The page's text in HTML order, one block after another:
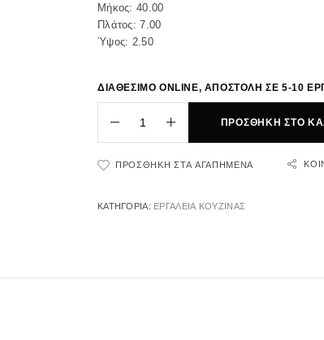
Μήκος: 40.00
Πλάτος: 7.00
Ύψος: 2.50
ΔΙΑΘΕΣΙΜΟ ONLINE, ΑΠΟΣΤΟΛΗ ΣΕ 5-10
ΠΡΟΣΘΉΚΗ ΣΤΟ
ΠΡΟΣΘΉΚΗ ΣΤΑ ΑΓΑΠΗΜΈΝΑ
ΚΑΤΗΓΟΡΊΑ: ΕΡΓΑΛΕΙΑ ΚΟΥΖΙΝΑΣ